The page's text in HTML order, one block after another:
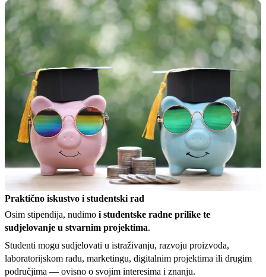
Praktično iskustvo i studentski rad
Osim stipendija, nudimo i studentske radne prilike te
sudjelovanje u stvarnim projektima.
Studenti mogu sudjelovati u istraživanju, razvoju proizvoda,
laboratorijskom radu, marketingu, digitalnim projektima ili drugim
područjima — ovisno o svojim interesima i znanju.